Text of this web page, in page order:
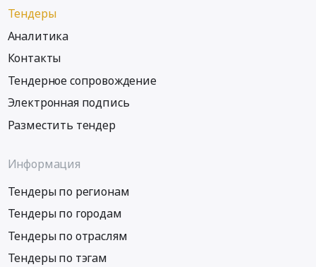
Тендеры
Аналитика
Контакты
Тендерное сопровождение
Электронная подпись
Разместить тендер
Информация
Тендеры по регионам
Тендеры по городам
Тендеры по отраслям
Тендеры по тэгам